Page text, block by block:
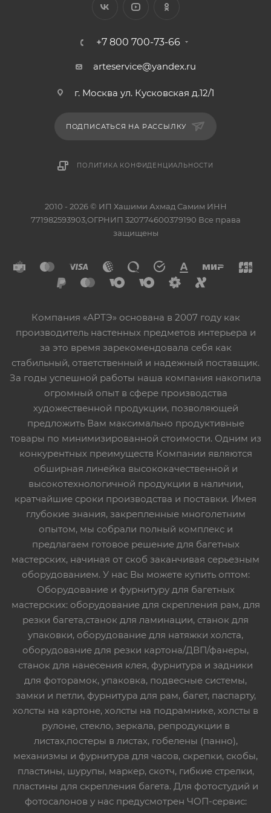
+7 800 700-73-66
arteservice@yandex.ru
г. Москва ул. Кусковская д.12/1
ПОДПИСАТЬСЯ НА РАССЫЛКУ
ПОЛИТИКА КОНФИДЕНЦИАЛЬНОСТИ
2010 - 2026 © ИП Хашими Ахмад Самим ИНН
771982593903,ОГРНИП 320774600379190 Все права
защищены
Компания «АРТЭ» основана в 2007 году как
производитель настенных предметов интерьера и
за это время зарекомендовала себя как
стабильный, ответственный и надежный поставщик.
За годы успешной работы наша компания накопила
огромный опыт в сфере производства
художественной продукции, позволяющей
предложить Вам максимально продуктивные
товары по минимизированной стоимости. Одним из
конкурентных преимуществ Компании являются
обширная линейка высококачественной и
высокотехнологичной продукции в наличии,
кратчайшие сроки производства и поставки. Имея
глубокие знания, закрепленные многолетним
опытом, мы собрали полный комплекс и
предлагаем готовое решение для багетных
мастерских, начиная от скоб заканчивая серьезным
оборудованием. У нас Вы можете купить оптом:
Оборудование и фурнитуру для багетных
мастерских: оборудование для скрепления рам, для
резки багета,станок для ламинации, станок для
упаковки, оборудование для натяжки холста,
оборудование для резки картона/ДВП/фанеры,
станок для нанесения клея, фурнитура и задники
для фоторамок, упаковка, подвесные системы,
замки и петли, фурнитура для рам, багет, паспарту,
холсты на картоне, холсты на подрамнике, холсты в
рулоне, стекло, зеркала, репродукции в
листах,постеры в листах, гобелены (панно),
механизмы и фурнитура для часов, скрепки, скобы,
пластины, шурупы, маркер, скотч, гибкие стрелки,
пластины для скрепления багета. Для фотостудий и
фотосалонов у нас предусмотрен ЧОП-сервис: